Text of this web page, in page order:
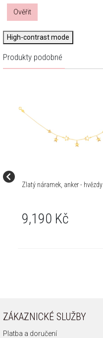
Ověřit
High-contrast mode
Produkty podobné
Zlatý náramek, anker - hvězdy
9,190 Kč
ZÁKAZNICKÉ SLUŽBY
Platba a doručení